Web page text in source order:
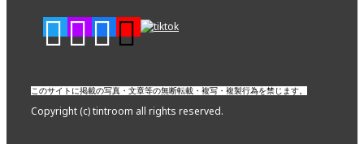
このサイトに掲載の写真・文章等の無断転載・複写・複製行為を禁じます。
Copyright (c) tintroom all rights reserved.